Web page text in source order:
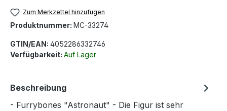
Zum Merkzettel hinzufügen
Produktnummer: MC-33274
GTIN/EAN: 4052286332746
Verfügbarkeit: Auf Lager
Beschreibung
- Furrybones "Astronaut" - Die Figur ist sehr